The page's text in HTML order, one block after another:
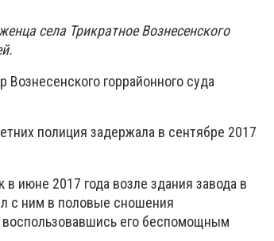
села Трикратное Вознесенского
горрайонного суда
полиция задержала в сентябре 2017
июне 2017 года возле здания завода в
с ним в половые сношения
его беспомощным